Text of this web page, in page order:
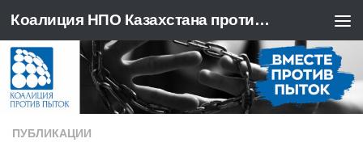
Перейти к содержимому Коалиция НПО Казахстана против пыток
ПУБЛИКАЦИИ